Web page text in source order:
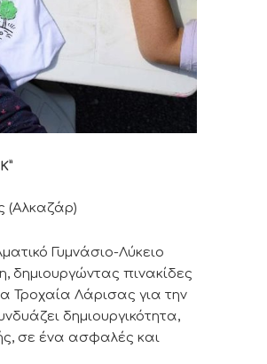
(Αλκαζάρ)
Γυμνάσιο-Λύκειο
δημιουργώντας πινακίδες
Τροχαία Λάρισας για την
δημιουργικότητα,
σε ένα ασφαλές και